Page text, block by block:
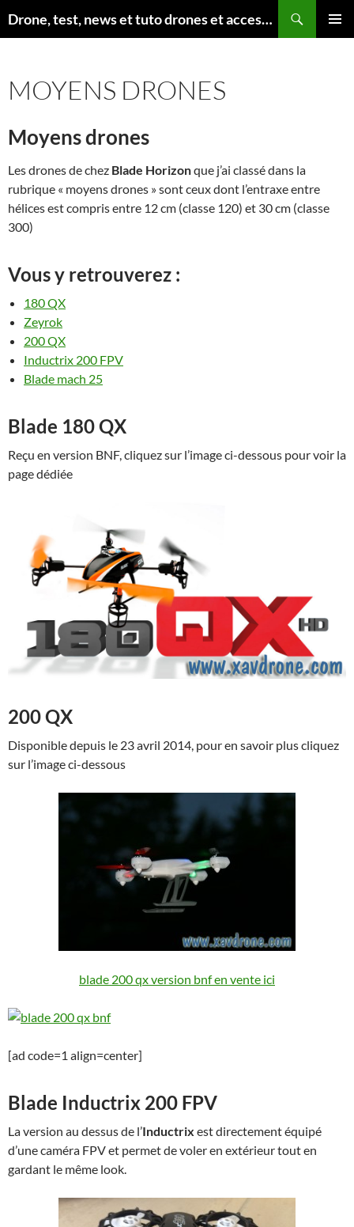
au
Drone, test, news et tuto drones et accessoires
MOYENS DRONES
Moyens drones
Les drones de chez Blade Horizonque j’ai classé dans la
rubrique « moyens drones » sont ceux dont l’entraxe entre
hélices est compris entre 12 cm (classe 120) et 30 cm (classe
300)
Vous y retrouverez :
180 QX
Zeyrok
200 QX
Inductrix 200 FPV
Blade mach 25
Blade 180 QX
Reçu en version BNF, cliquez sur l’image ci-dessous pour voir la
page dédiée
200 QX
Disponible depuis le 23 avril 2014, pour en savoir plus cliquez
sur l’image ci-dessous
blade 200 qx version bnf en vente ici
[ad code=1 align=center]
Blade Inductrix 200 FPV
La version au dessus de l’Inductrix est directement équipé
d’une caméra FPV et permet de voler en extérieur tout en
gardant le même look.